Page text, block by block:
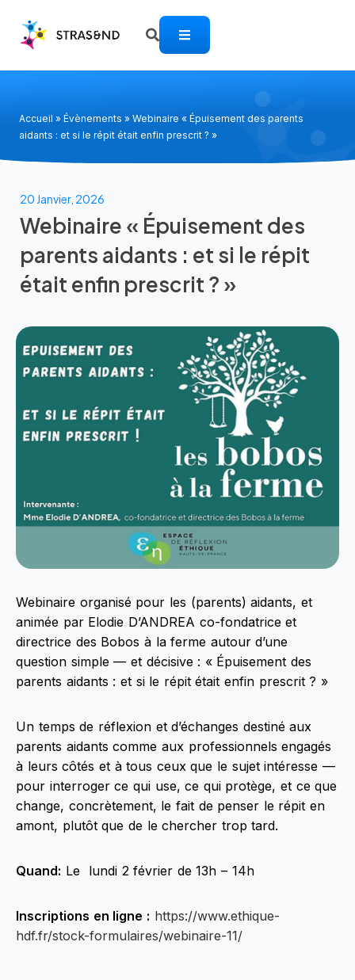
Accueil » Évènements » Webinaire « Épuisement des parents
aidants : et si le répit était enfin prescrit ? »
Webinaire « Épuisement des
parents aidants : et si le répit
était enfin prescrit ? »
20 Janvier, 2026
Webinaire organisé pour les (parents) aidants, et
animée par Elodie D’ANDREA co-fondatrice et
directrice des Bobos à la ferme autour d’une
question simple — et décisive : « Épuisement des
parents aidants : et si le répit était enfin prescrit ? »
Un temps de réflexion et d’échanges destiné aux
parents aidants comme aux professionnels engagés
à leurs côtés et à tous ceux que le sujet intéresse —
pour interroger ce qui use, ce qui protège, et ce que
change, concrètement, le fait de penser le répit en
amont, plutôt que de le chercher trop tard.
Quand: Le lundi 2 février de 13h – 14h
Inscriptions en ligne : https://www.ethique-
hdf.fr/stock-formulaires/webinaire-11/